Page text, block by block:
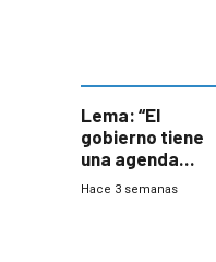
Lema: “El
gobierno tiene
una agenda
destructiva”
Hace 3 semanas